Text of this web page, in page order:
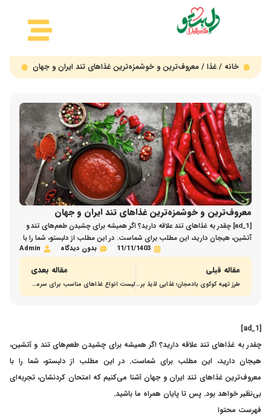
خانه /غذا / معروف‌ترین و خوشمزه‌ترین غذاهای تند ایران و جهان
معروف‌ترین و خوشمزه‌ترین غذاهای تند ایران و جهان
[ad_1] چقدر به غذاهای تند علاقه دارید؟ اگر همیشه برای چشیدن طعم‌های تند و
آتشین، هیجان دارید، این مطلب برای شماست. در این مطلب از دلبستو، شما را با
معروف‌ترین غذاهای تند ایران و جهان آشنا می‌کنیم که امتحان کردنشان، تجربه‌ای
بی‌نظیر خواهد بود. پس تا پایان همراه ما باشید. فهرست محتوا تندترین غذاها
11/11/1403 بدون دیدگاه Admin
مقاله قبلی
طرز تهیه کوکوی بادمجان؛ غذایی لذیذ برای هر ذائقه‌ای
مقاله بعدی
لیست انواع غذاهای مناسب برای سرماخوردگی
[ad_1]
چقدر به غذاهای تند علاقه دارید؟ اگر همیشه برای چشیدن طعم‌های تند و آتشین،
هیجان دارید، این مطلب برای شماست. در این مطلب از دلبستو، شما را با
معروف‌ترین غذاهای تند ایران و جهان آشنا می‌کنیم که امتحان کردنشان، تجربه‌ای
بی‌نظیر خواهد بود. پس تا پایان همراه ما باشید.
فهرست محتوا